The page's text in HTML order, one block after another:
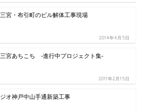
三宮・布引町のビル解体工事現場
2014年4月5日
三宮あちこち -進行中プロジェクト集-
2011年2月15日
ジオ神戸中山手通新築工事